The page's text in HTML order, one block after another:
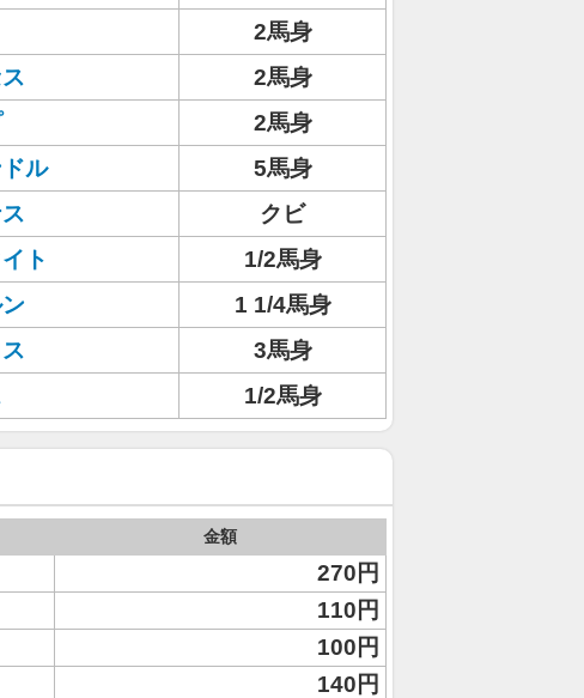
2馬身
2馬身
2馬身
ル
5馬身
クビ
ト
1/2馬身
1 1/4馬身
3馬身
1/2馬身
金額
270円
110円
100円
140円